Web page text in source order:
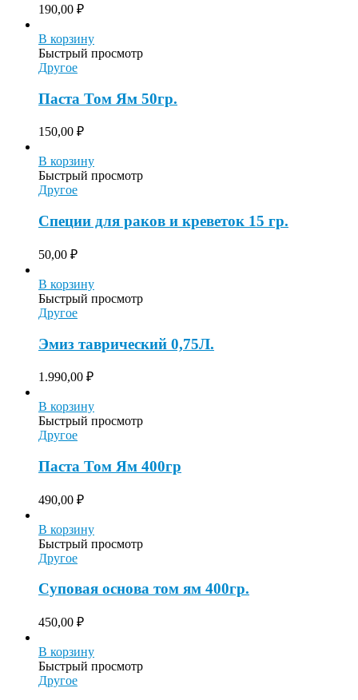
190,00 ₽
В корзину
Быстрый просмотр
Другое
Паста Том Ям 50гр.
150,00 ₽
В корзину
Быстрый просмотр
Другое
Специи для раков и креветок 15 гр.
50,00 ₽
В корзину
Быстрый просмотр
Другое
Эмиз таврический 0,75Л.
1.990,00 ₽
В корзину
Быстрый просмотр
Другое
Паста Том Ям 400гр
490,00 ₽
В корзину
Быстрый просмотр
Другое
Суповая основа том ям 400гр.
450,00 ₽
В корзину
Быстрый просмотр
Другое